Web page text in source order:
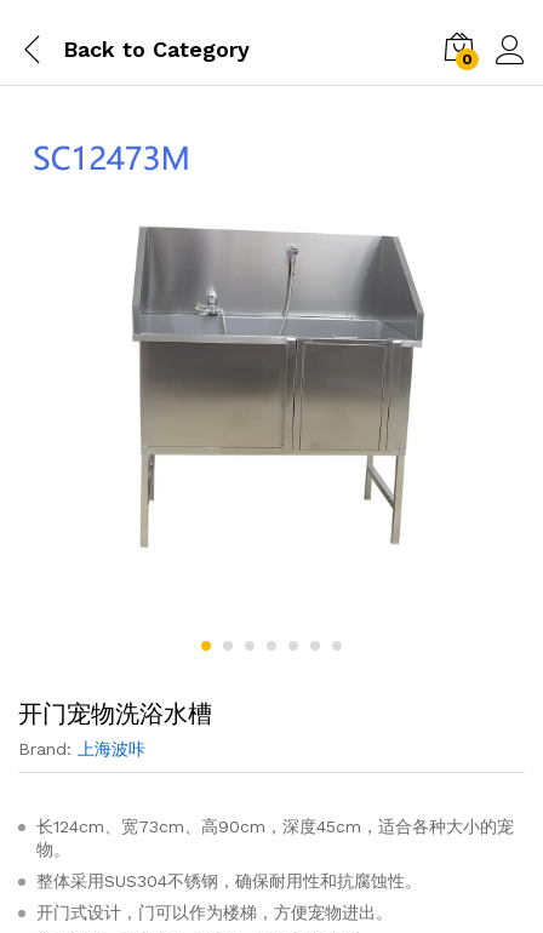
Back to Category 0
开门宠物洗浴水槽
Brand: 上海波咔
长124cm、宽73cm、高90cm，深度45cm，适合各种大小的宠
物。
整体采用SUS304不锈钢，确保耐用性和抗腐蚀性。
开门式设计，门可以作为楼梯，方便宠物进出。